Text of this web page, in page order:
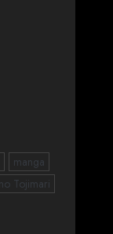
manga
Tojimari